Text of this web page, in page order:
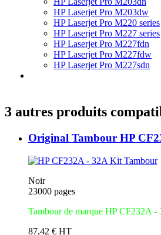
HP Laserjet Pro M203dw
HP Laserjet Pro M220 series
HP Laserjet Pro M227 series
HP Laserjet Pro M227fdn
HP Laserjet Pro M227fdw
HP Laserjet Pro M227sdn
3 autres produits
Original Tambour HP
Noir
23000 pages
Tambour de marque HP CF232A
87,42 € HT